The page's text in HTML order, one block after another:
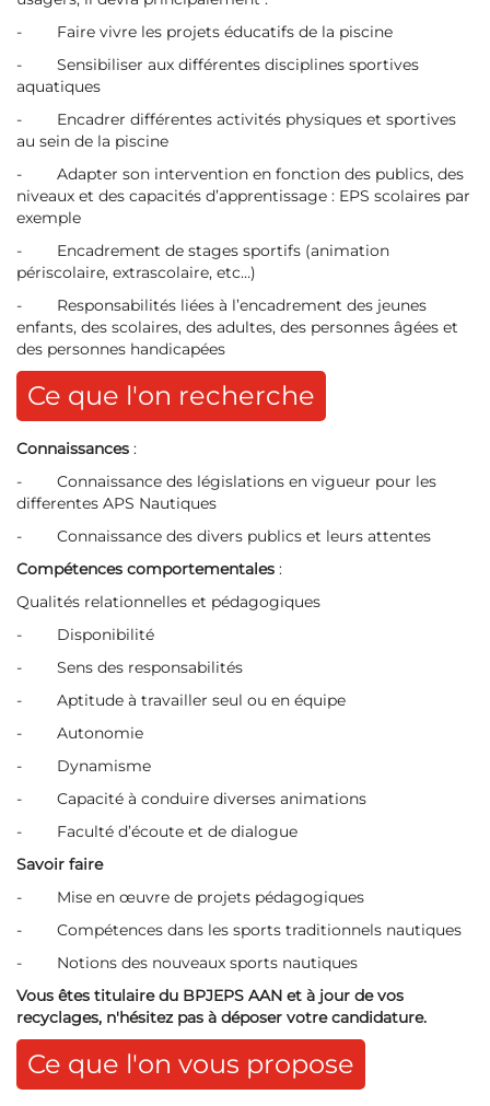
- Faire vivre les projets éducatifs de la piscine
- Sensibiliser aux différentes disciplines sportives
aquatiques
- Encadrer différentes activités physiques et sportives
au sein de la piscine
- Adapter son intervention en fonction des publics, des
niveaux et des capacités d’apprentissage : EPS scolaires par
exemple
- Encadrement de stages sportifs (animation
périscolaire, extrascolaire, etc…)
- Responsabilités liées à l’encadrement des jeunes
enfants, des scolaires, des adultes, des personnes âgées et
des personnes handicapées
Ce que l'on recherche
Connaissances :
- Connaissance des législations en vigueur pour les
differentes APS Nautiques
- Connaissance des divers publics et leurs attentes
Compétences comportementales :
Qualités relationnelles et pédagogiques
- Disponibilité
- Sens des responsabilités
- Aptitude à travailler seul ou en équipe
- Autonomie
- Dynamisme
- Capacité à conduire diverses animations
- Faculté d’écoute et de dialogue
Savoir faire
- Mise en œuvre de projets pédagogiques
- Compétences dans les sports traditionnels nautiques
- Notions des nouveaux sports nautiques
Vous êtes titulaire du BPJEPS AAN et à jour de vos
recyclages, n'hésitez pas à déposer votre candidature.
Ce que l'on vous propose